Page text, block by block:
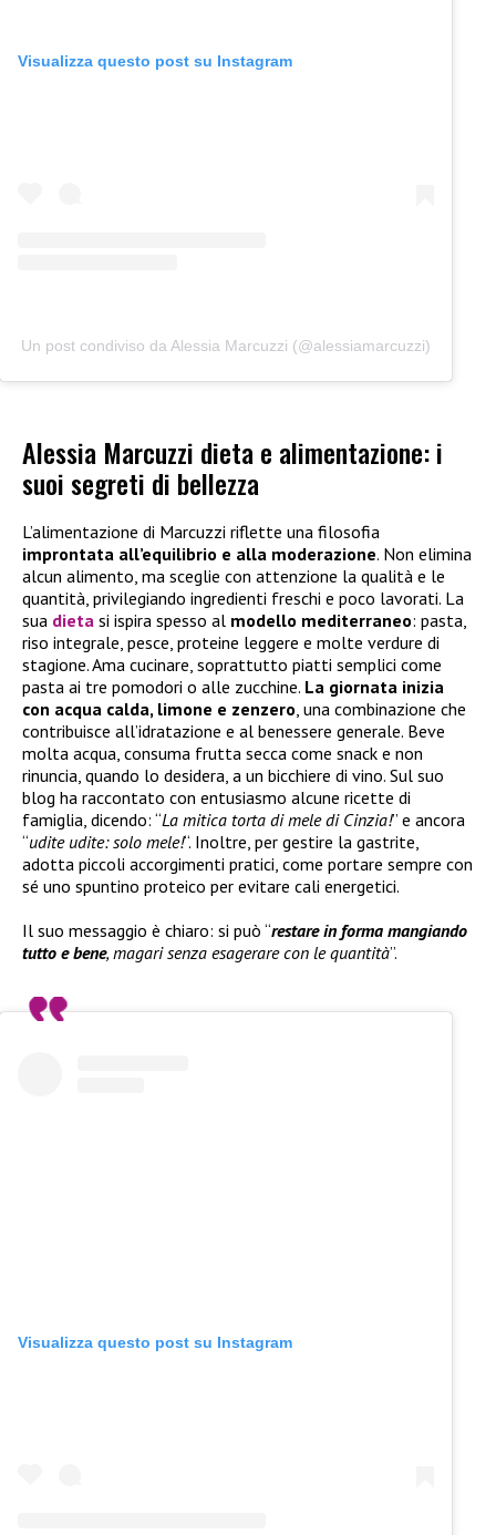
Visualizza questo post su Instagram
Un post condiviso da Alessia Marcuzzi (@alessiamarcuzzi)
Alessia Marcuzzi dieta e alimentazione: i
suoi segreti di bellezza
L’alimentazione di Marcuzzi riflette una filosofia
improntata all’equilibrio e alla moderazione. Non elimina
alcun alimento, ma sceglie con attenzione la qualità e le
quantità, privilegiando ingredienti freschi e poco lavorati. La
sua dieta si ispira spesso al modello mediterraneo: pasta,
riso integrale, pesce, proteine leggere e molte verdure di
stagione. Ama cucinare, soprattutto piatti semplici come
pasta ai tre pomodori o alle zucchine. La giornata inizia
con acqua calda, limone e zenzero, una combinazione che
contribuisce all’idratazione e al benessere generale. Beve
molta acqua, consuma frutta secca come snack e non
rinuncia, quando lo desidera, a un bicchiere di vino. Sul suo
blog ha raccontato con entusiasmo alcune ricette di
famiglia, dicendo: “La mitica torta di mele di Cinzia!” e ancora
“udite udite: solo mele!“. Inoltre, per gestire la gastrite,
adotta piccoli accorgimenti pratici, come portare sempre con
sé uno spuntino proteico per evitare cali energetici.
Il suo messaggio è chiaro: si può “restare in forma mangiando
tutto e bene, magari senza esagerare con le quantità”.
Visualizza questo post su Instagram